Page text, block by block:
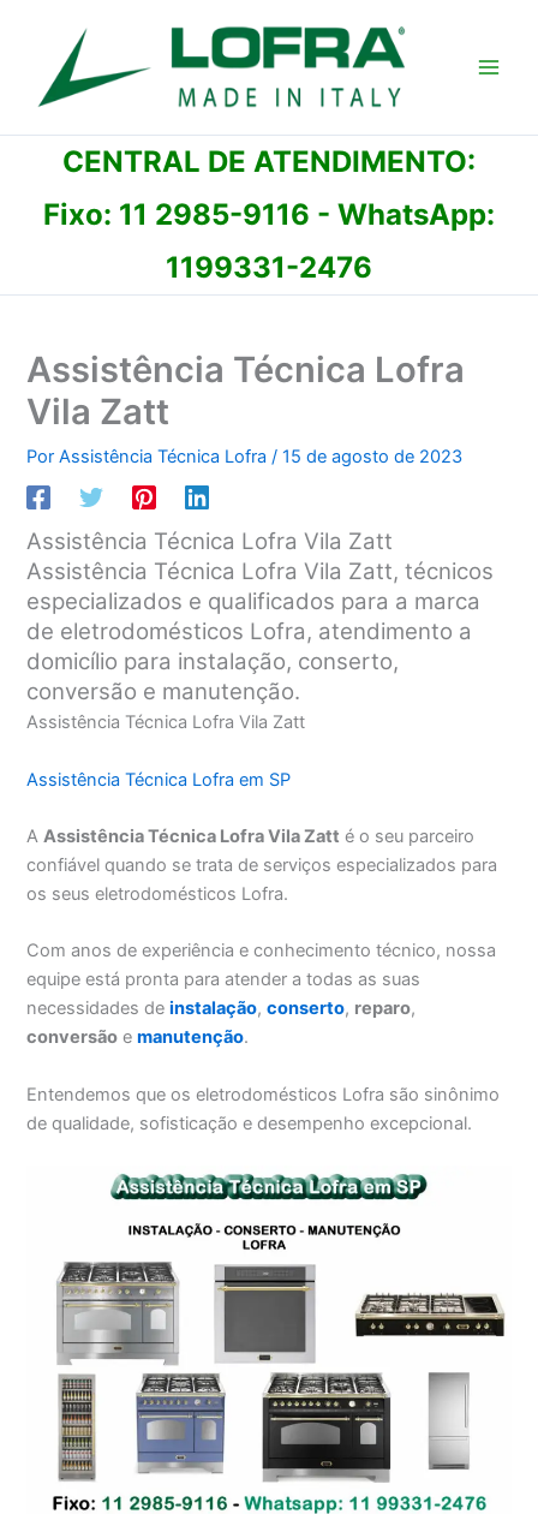
conteúdo
CENTRAL DE ATENDIMENTO:
Fixo: 11 2985-9116 - WhatsApp:
1199331-2476
Assistência Técnica Lofra
Vila Zatt
PorAssistência Técnica Lofra/15 de agosto de 2023
Assistência Técnica Lofra Vila Zatt
Assistência Técnica Lofra Vila Zatt, técnicos
especializados e qualificados para a marca
de eletrodomésticos Lofra, atendimento a
domicílio para instalação, conserto,
conversão e manutenção.
Assistência Técnica Lofra Vila Zatt
Assistência Técnica Lofra em SP
AAssistência Técnica Lofra Vila Zatt é o seu parceiro
confiável quando se trata de serviços especializados para
os seus eletrodomésticos Lofra.
Com anos de experiência e conhecimento técnico, nossa
equipe está pronta para atender a todas as suas
necessidades deinstalação,conserto, reparo,
conversão emanutenção.
Entendemos que os eletrodomésticos Lofra são sinônimo
de qualidade, sofisticação e desempenho excepcional.